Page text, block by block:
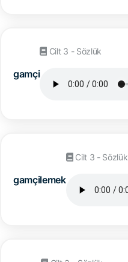
gamçi
Cilt 3 - Sözlük
gamçilemek
Cilt 3 - Sözlük